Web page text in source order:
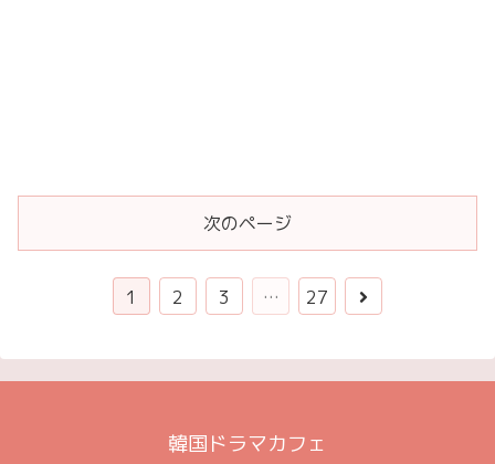
次のページ
1 2 3 … 27
韓国ドラマカフェ